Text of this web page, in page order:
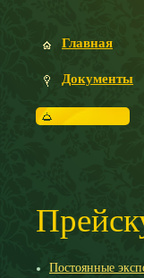
Главная
Документы
Посетителям
Постоянные